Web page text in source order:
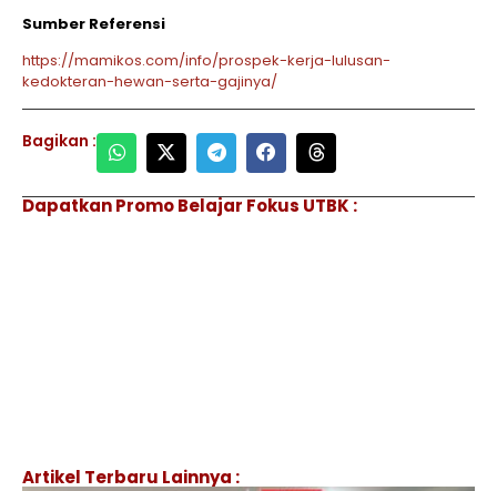
Sumber Referensi
https://mamikos.com/info/prospek-kerja-lulusan-
kedokteran-hewan-serta-gajinya/
Bagikan :
Dapatkan Promo Belajar Fokus UTBK :
Artikel Terbaru Lainnya :